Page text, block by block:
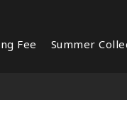
Fee Summer